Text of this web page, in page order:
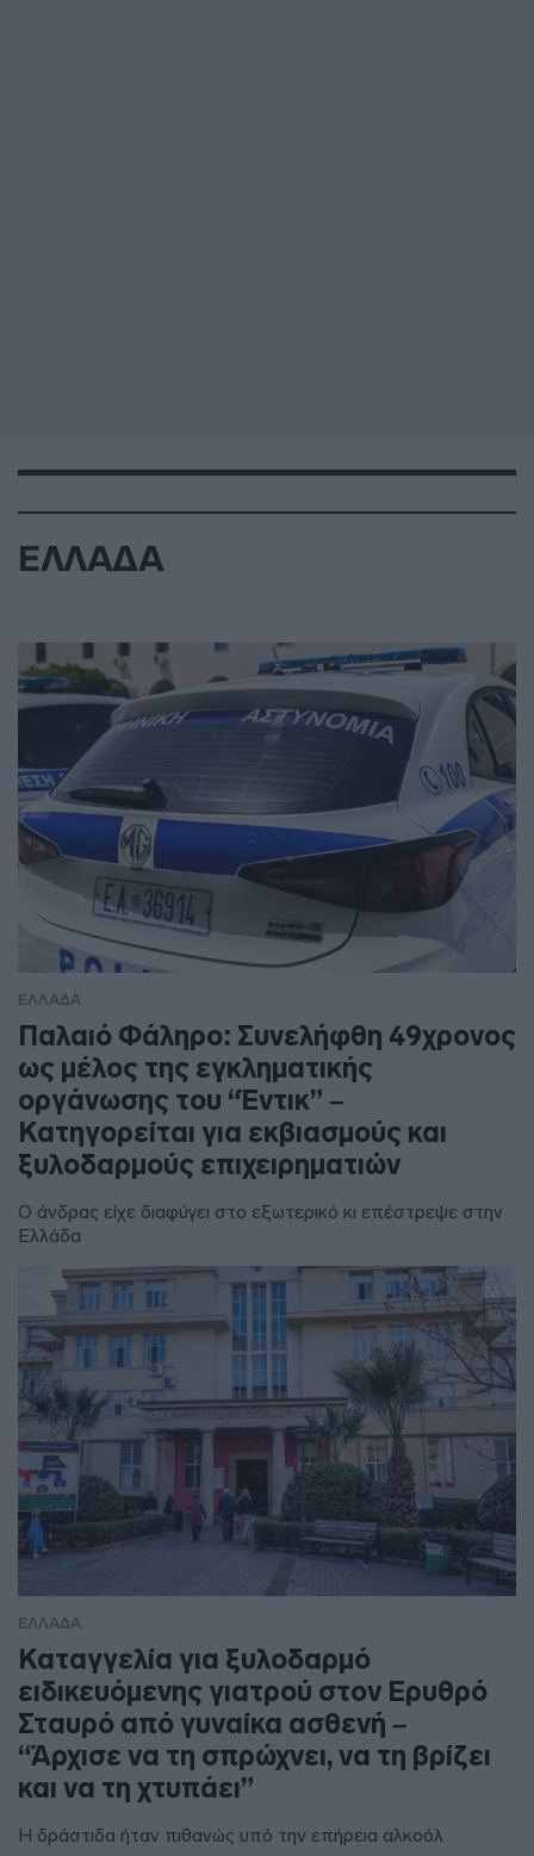
ΕΛΛΑΔΑ
ΕΛΛΑΔΑ
Παλαιό Φάληρο: Συνελήφθη 49χρονος
ως μέλος της εγκληματικής
οργάνωσης του “Έντικ” –
Κατηγορείται για εκβιασμούς και
ξυλοδαρμούς επιχειρηματιών
Ο άνδρας είχε διαφύγει στο εξωτερικό κι επέστρεψε στην
Ελλάδα
ΕΛΛΑΔΑ
Καταγγελία για ξυλοδαρμό
ειδικευόμενης γιατρού στον Ερυθρό
Σταυρό από γυναίκα ασθενή –
“Άρχισε να τη σπρώχνει, να τη βρίζει
και να τη χτυπάει”
Η δράστιδα ήταν πιθανώς υπό την επήρεια αλκοόλ